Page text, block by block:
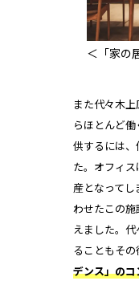
＜「家の
また代々木
らほとんど
供するには
た。オフィ
産となって
わせたこの
えました。
ることもそ
デンス」の